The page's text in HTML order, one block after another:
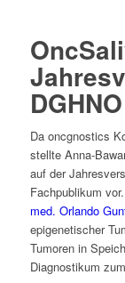
Da oncgnostics
stellte Anna-
auf der
Fachpublikum
med. Orlando
epigenetischer
Tumoren in
Diagnostikum